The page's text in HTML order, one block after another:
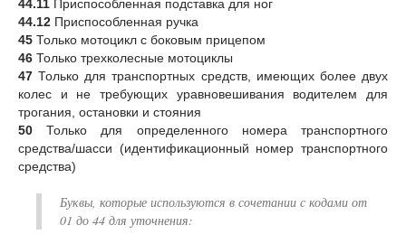
44.11 Приспособленная подставка для ног
44.12 Приспособленная ручка
45 Только мотоцикл с боковым прицепом
46 Только трехколесные мотоциклы
47 Только для транспортных средств, имеющих более двух
колес и не требующих уравновешивания водителем для
трогания, остановки и стояния
50
Только для определенного номера транспортного
средства/шасси (идентификационный номер транспортного
средства)
Буквы, которые используются в сочетании с кодами от
01 до 44 для уточнения: